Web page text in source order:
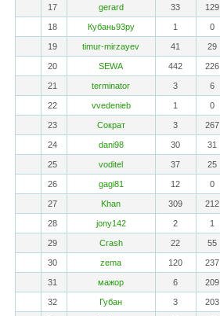
17 gerard 33 129
18 Кубань93ру 1 0
19 timur-mirzayev 41 29
20 SEWA 442 226
21 terminator 3 6
22 vvedenieb 1 0
23 Сократ 3 267
24 dani98 30 31
25 voditel 37 25
26 gagi81 12 0
27 Khan 309 212
28 jony142 2 1
29 Crash 22 55
30 zema 120 237
31 мажор 6 209
32 Губан 3 203